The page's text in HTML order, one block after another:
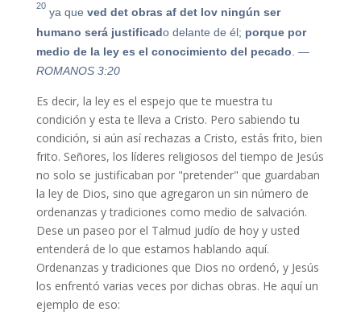
20ya que ved det obras af det lov ningún ser
humano será justificado delante de él; porque por
medio de la ley es el conocimiento del pecado —
ROMANOS 3:20
Es decir, la ley es el espejo que te muestra tu
condición y esta te lleva a Cristo. Pero sabiendo tu
condición, si aún así rechazas a Cristo, estás frito, bien
frito. Señores, los líderes religiosos del tiempo de Jesús
no solo se justificaban por "pretender" que guardaban
la ley de Dios, sino que agregaron un sin número de
ordenanzas y tradiciones como medio de salvación.
Dese un paseo por el Talmud judío de hoy y usted
entenderá de lo que estamos hablando aquí.
Ordenanzas y tradiciones que Dios no ordenó, y Jesús
los enfrentó varias veces por dichas obras. He aquí un
ejemplo de eso: